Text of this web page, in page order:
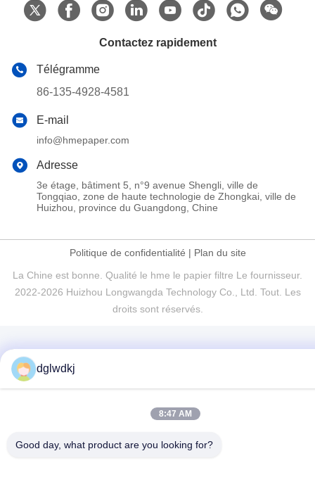
Contactez rapidement
Télégramme
86-135-4928-4581
E-mail
info@hmepaper.com
Adresse
3e étage, bâtiment 5, n°9 avenue Shengli, ville de
Tongqiao, zone de haute technologie de Zhongkai, ville de
Huizhou, province du Guangdong, Chine
Politique de confidentialité | Plan du site
La Chine est bonne. Qualité le hme le papier filtre Le fournisseur.
2022-2026 Huizhou Longwangda Technology Co., Ltd. Tout. Les
droits sont réservés.
dglwdkj
8:47 AM
Good day, what product are you looking for?